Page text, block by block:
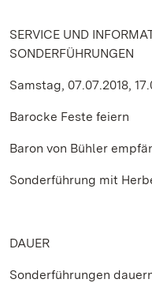
SERVICE UND
SONDERFÜHRUNGEN
Samstag, 07.07.2018,
Barocke Feste feiern
Baron von Bühler
Sonderführung mit
DAUER
Sonderführungen